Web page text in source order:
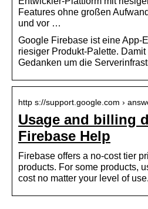
Features ohne großen
und vor …
Google Firebase ist eine App-
riesiger Produkt-Palette.
Gedanken um die
http s://support.google.com ›
Usage and billing
Firebase Help
Firebase offers a no-cost tier
products. For some products,
cost no matter your level of use.